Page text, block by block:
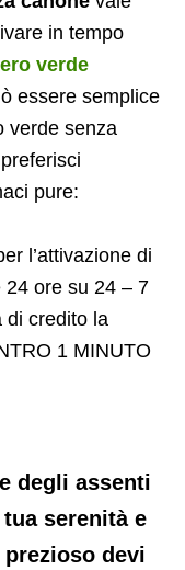
in tempo
verde
essere semplice
verde senza
pure:
l’attivazione di
24 ore su 24 – 7
di credito la
1 MINUTO
degli assenti
serenità e
devi